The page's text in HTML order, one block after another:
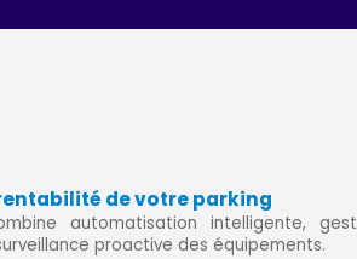
de votre parking
automatisation intelligente,
proactive des équipements.